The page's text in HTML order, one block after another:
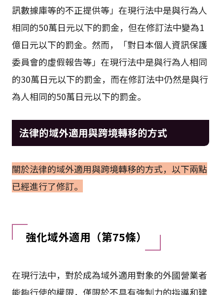
訊數據庫等的不正提供等」在現行法中是與行為人
相同的50萬日元以下的罰金，但在修訂法中變為1
億日元以下的罰金。然而，「對日本個人資訊保護
委員會的虛假報告等」在現行法中是與行為人相同
的30萬日元以下的罰金，而在修訂法中仍然是與行
為人相同的50萬日元以下的罰金。
法律的域外適用與跨境轉移的方式
關於法律的域外適用與跨境轉移的方式，以下兩點
已經進行了修訂。
強化域外適用（第75條）
在現行法中，對於成為域外適用對象的外國營業者
能夠行使的權限，僅限於不具有強制力的指導和建